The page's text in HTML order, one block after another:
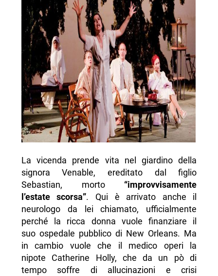
La vicenda prende vita nel giardino della
signora Venable, ereditato dal figlio
Sebastian, morto“improvvisamente
l’estate scorsa”. Qui è arrivato anche il
neurologo da lei chiamato, ufficialmente
perché la ricca donna vuole finanziare il
suo ospedale pubblico di New Orleans. Ma
in cambio vuole che il medico operi la
nipote Catherine Holly, che da un pò di
tempo soffre di allucinazioni e crisi